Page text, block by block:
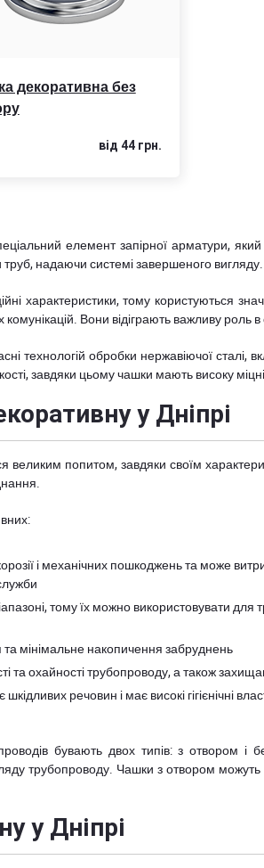
декоративна без
від 44 грн.
елемент запірної арматури,
надаючи системі завершеного вигляду.
характеристики, тому користуються
Вони відіграють важливу роль
технологій обробки нержавіючої
завдяки цьому чашки мають високу
у Дніпрі
великим попитом, завдяки своїм
корозії і механічних пошкоджень та може
тому їх можно використовувати
та мінімальне накопичення забруднень
та охайності трубопроводу, а також
речовин і має високі гігієнічні
бувають двох типів: з отвором і
трубопроводу. Чашки з отвором
у Дніпрі